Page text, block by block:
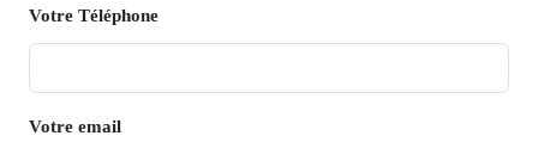
Votre Téléphone
Votre email